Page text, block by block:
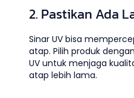
2. Pastikan Ada
Sinar UV bisa
atap. Pilih produk
UV untuk menjaga
atap lebih lama.